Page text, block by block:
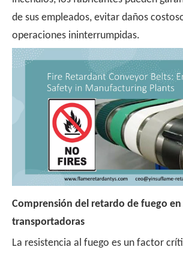
de sus empleados, evitar daños
operaciones ininterrumpidas.
Comprensión del retardo de fuego
transportadoras
La resistencia al fuego es un factor